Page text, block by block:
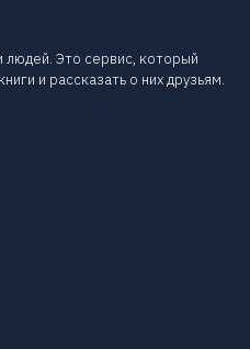
людей. Это сервис, который
и рассказать о них друзьям.